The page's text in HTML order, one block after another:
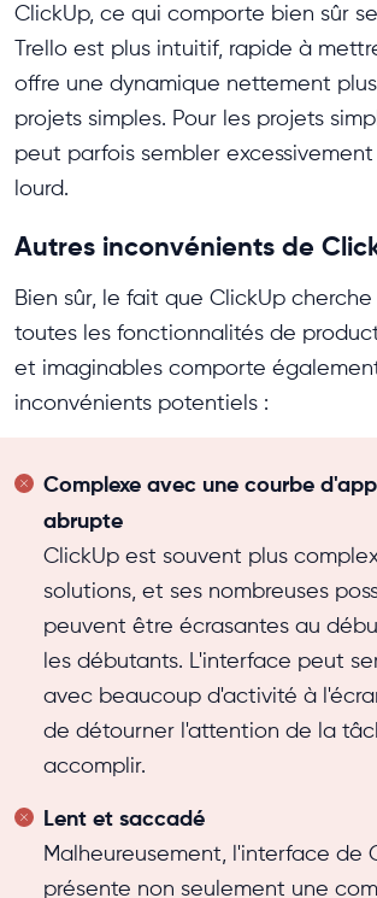
ClickUp, ce qui comporte bien sûr
Trello est plus intuitif, rapide à
offre une dynamique nettement
projets simples. Pour les projets
peut parfois sembler
lourd.
Autres inconvénients de
Bien sûr, le fait que ClickUp
toutes les fonctionnalités de
et imaginables comporte
inconvénients potentiels :
Complexe avec une courbe
abrupte
ClickUp est souvent plus
solutions, et ses nombreuses
peuvent être écrasantes au
les débutants. L'interface peut
avec beaucoup d'activité à
de détourner l'attention de la
accomplir.
Lent et saccadé
Malheureusement, l'interface de
présente non seulement une